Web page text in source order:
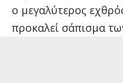
ο μεγαλύτερος
προκαλεί σάπισμα